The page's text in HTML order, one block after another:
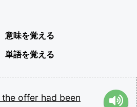
意味を覚える
単語を覚える
the offer had been